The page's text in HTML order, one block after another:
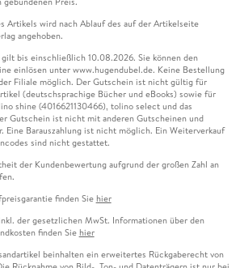
Artikels wird nach Ablauf des auf der Artikelseite
angehoben.
gilt bis einschließlich 10.08.2026. Sie können den
einlösen unter www.hugendubel.de. Keine Bestellung
Filiale möglich. Der Gutschein ist nicht gültig für
(deutschsprachige Bücher und eBooks) sowie für
shine (4016621130466), tolino select und das
Gutschein ist nicht mit anderen Gutscheinen und
Eine Barauszahlung ist nicht möglich. Ein Weiterverkauf
sind nicht gestattet.
der Kundenbewertung aufgrund der großen Zahl an
finden Sie hier
der gesetzlichen MwSt. Informationen über den
finden Sie hier
beinhalten ein erweitertes Rückgaberecht von